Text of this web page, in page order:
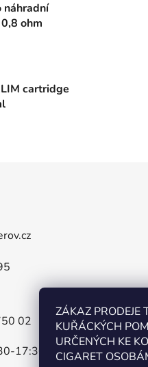
ZÁKAZ PRODEJE
KUŘÁCKÝCH
URČENÝCH KE
CIGARET
náhradní
ohm
cartridge
02
17:30